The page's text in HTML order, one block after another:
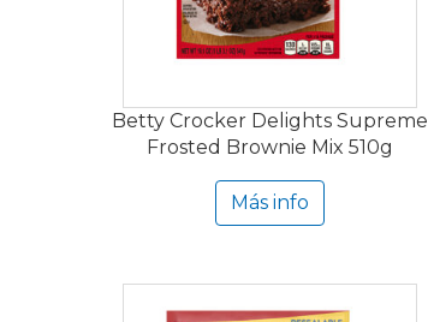
Betty Crocker Delights Supreme
Frosted Brownie Mix 510g
Más info